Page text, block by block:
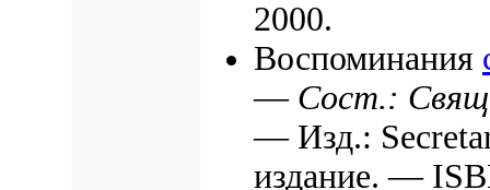
2000.
Воспоминания
— Сост.:
— Изд.:
издание. —